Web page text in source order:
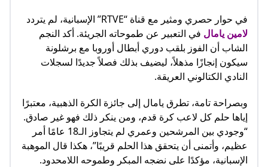
في حوار حصري ومثير مع قناة “RTVE” الإسبانية، لم يتردد
لامين يامال في التعبير عن طموحاته الجريئة. أكد النجم
الشاب أن الفوز بلقب دوري أبطال أوروبا مع برشلونة
سيكون إنجازًا مذهلاً، ليضيف بذلك فصلاً جديدًا لسجلات
النادي الكتالوني العريقة.
وبصراحة تامة، تطرق يامال إلى جائزة الكرة الذهبية، معتبرًا
إياها حلم كل لاعب كرة قدم، ومن ينكر ذلك فهو غير صادق.
“وجودي بين المرشحين وعمري لم يتجاوز الـ18 عامًا أمر
عظيم، وأتمنى أن يتحقق هذا الحلم قريبًا”، هكذا قال الموهبة
الإسبانية، مؤكدًا على نضجه المبكر وطموحه اللامحدود.